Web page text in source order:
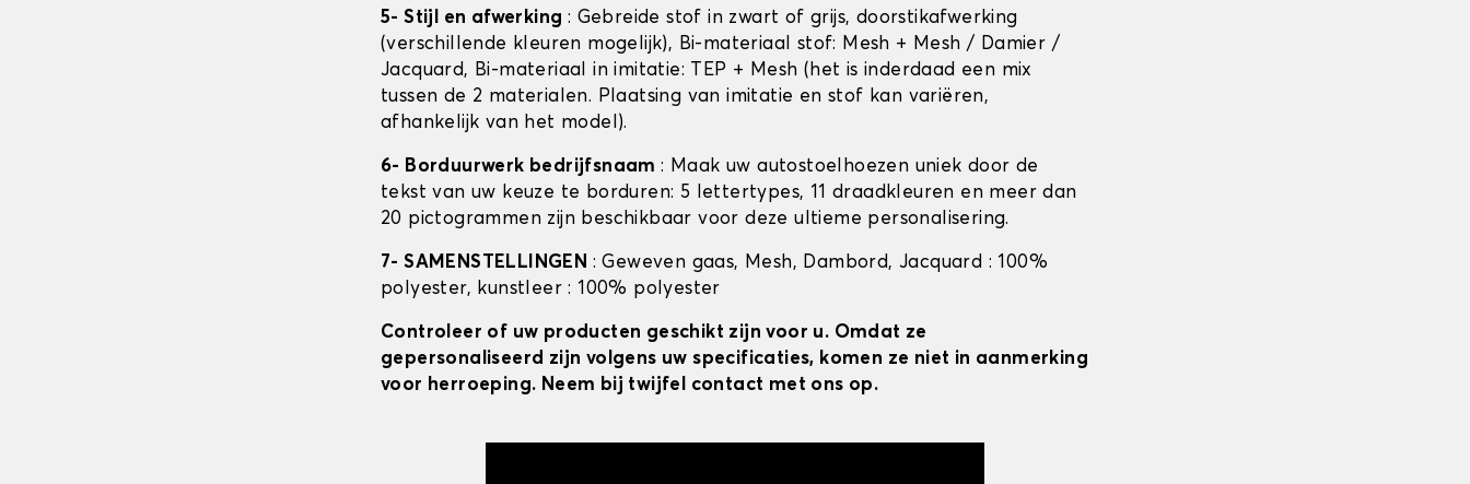
5- Stijl en afwerking : Gebreide stof in zwart of grijs, doorstikafwerking
(verschillende kleuren mogelijk), Bi-materiaal stof: Mesh + Mesh / Damier /
Jacquard, Bi-materiaal in imitatie: TEP + Mesh (het is inderdaad een mix
tussen de 2 materialen. Plaatsing van imitatie en stof kan variëren,
afhankelijk van het model).
6- Borduurwerk bedrijfsnaam: Maak uw autostoelhoezen uniek door de
tekst van uw keuze te borduren: 5 lettertypes, 11 draadkleuren en meer dan
20 pictogrammen zijn beschikbaar voor deze ultieme personalisering.
7- SAMENSTELLINGEN : Geweven gaas, Mesh, Dambord, Jacquard : 100%
polyester, kunstleer : 100% polyester
Controleer of uw producten geschikt zijn voor u. Omdat ze
gepersonaliseerd zijn volgens uw specificaties, komen ze niet in aanmerking
voor herroeping. Neem bij twijfel contact met ons op.